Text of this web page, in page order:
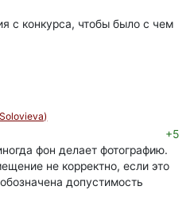
с конкурса, чтобы было с чем
+5
фон делает фотографию.
не корректно, если это
допустимость